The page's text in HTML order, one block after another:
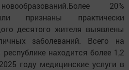
20%
признаны практически
десятого жителя выявлены
заболеваний. Всего на
находится более 1,2
году медицинские услуги в